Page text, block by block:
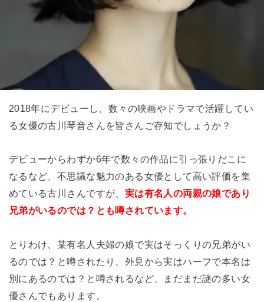
2018年にデビューし、数々の映画やドラマで活躍してい
る女優の古川琴音さんを皆さんご存知でしょうか？
デビューからわずか6年で数々の作品に引っ張りだこに
なるなど、不思議な魅力のある女優として高い評価を集
めている古川さんですが、 実は有名人の両親の娘であり
兄弟がいるのでは？とも噂されています。
とりわけ、某有名人夫婦の娘で実はそっくりの兄弟がい
るのでは？と噂されたり、外見から実はハーフで本名は
別にあるのでは？と噂されるなど、まだまだ謎の多い女
優さんでもあります。